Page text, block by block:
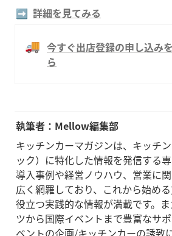
➡️ 詳細を見てみる
🚚 今すぐ出店登録の申し込み
ら
執筆者：Mellow編集部
キッチンカーマガジンは、キッチ
ック）に特化した情報を発信する専
導入事例や経営ノウハウ、営業に
広く網羅しており、これから始め
役立つ実践的な情報が満載です。
ツから国際イベントまで豊富なサ
ベントの企画/キッチンカーの誘致